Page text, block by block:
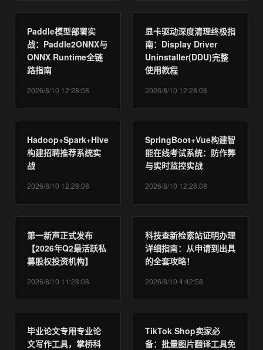
Paddle模型部署实
战：Paddle2ONNX与
ONNX Runtime全链
路指南
2026/8/10 12:28:08
显卡驱动深度清理终极指
南：Display Driver
Uninstaller(DDU)完整
使用教程
2026/8/10 12:28:08
Hadoop+Spark+Hive
构建招聘推荐系统实
战
2026/8/10 12:28:08
SpringBoot+Vue构建智
能在线考试系统：防作弊
与实时监控实战
2026/8/10 12:28:08
第一新声正式发布
【2026年Q2最活跃私
募股权投资机构】
2026/8/10 11:28:08
科技查新检索站证明办理
详细指南：从申请到出具
的全套攻略！
2026/8/10 4:42:58
毕业论文专用专业论
文写作工具，掌桥科
TikTok Shop卖家必
备：批量图片翻译工具免